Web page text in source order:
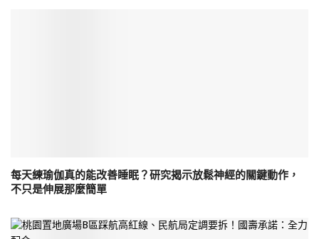
每天練瑜伽真的能改善睡眠？研究揭示放鬆神經的關鍵動作，
不只是伸展那麼簡單